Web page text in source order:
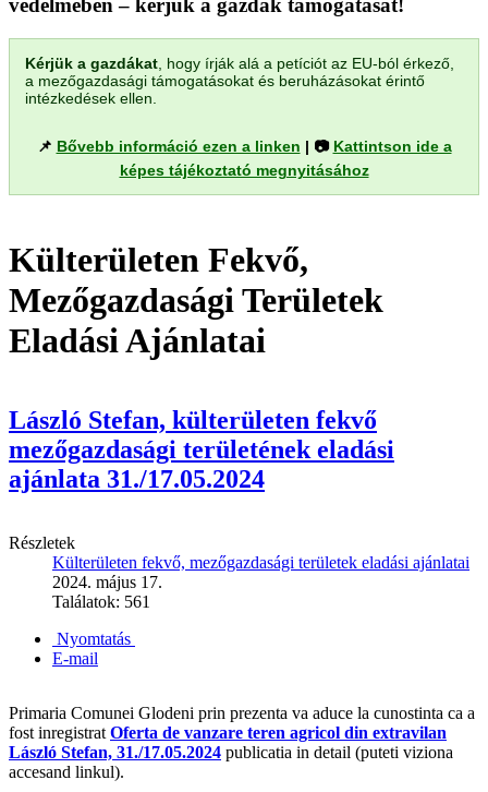
védelmében – kérjük a gazdák támogatását!
Kérjük a gazdákat , hogy írják alá a petíciót az EU-ból érkező,
a mezőgazdasági támogatásokat és beruházásokat érintő
intézkedések ellen.
📌 Bővebb információ ezen a linken | 📷 Kattintson ide a
képes tájékoztató megnyitásához
Külterületen Fekvő,
Mezőgazdasági Területek
Eladási Ajánlatai
László Stefan, külterületen fekvő
mezőgazdasági területének eladási
ajánlata 31./17.05.2024
Részletek
Külterületen fekvő, mezőgazdasági területek eladási ajánlatai
2024. május 17.
Találatok: 561
Nyomtatás
E-mail
Primaria Comunei Glodeni prin prezenta va aduce la cunostinta ca a
fost inregistrat Oferta de vanzare teren agricol din extravilan
László Stefan, 31./17.05.2024 publicatia in detail (puteti viziona
accesand linkul).